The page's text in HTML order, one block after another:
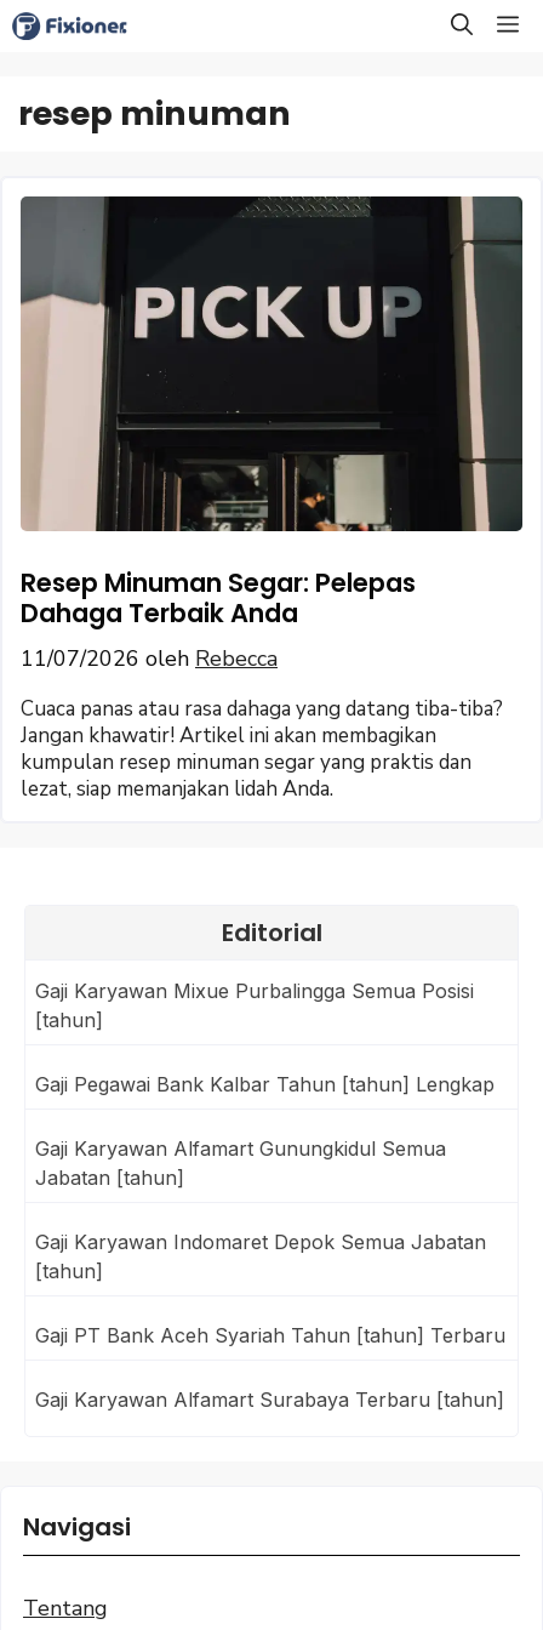
Langsung
ke
resep minuman
Resep Minuman Segar: Pelepas
Dahaga Terbaik Anda
11/07/2026 oleh Rebecca
Cuaca panas atau rasa dahaga yang datang tiba-tiba?
Jangan khawatir! Artikel ini akan membagikan
kumpulan resep minuman segar yang praktis dan
lezat, siap memanjakan lidah Anda.
Editorial
Gaji Karyawan Mixue Purbalingga Semua Posisi
[tahun]
Gaji Pegawai Bank Kalbar Tahun [tahun] Lengkap
Gaji Karyawan Alfamart Gunungkidul Semua
Jabatan [tahun]
Gaji Karyawan Indomaret Depok Semua Jabatan
[tahun]
Gaji PT Bank Aceh Syariah Tahun [tahun] Terbaru
Gaji Karyawan Alfamart Surabaya Terbaru [tahun]
Navigasi
Tentang